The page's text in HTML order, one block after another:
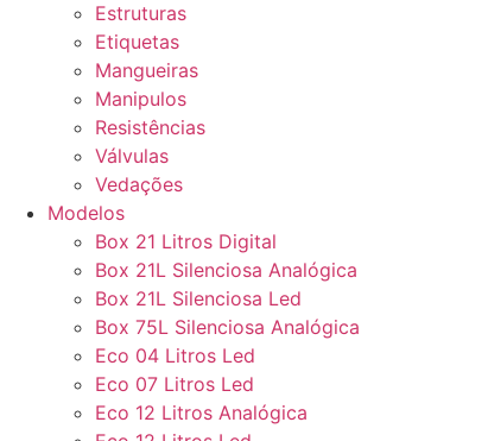
Estruturas
Etiquetas
Mangueiras
Manipulos
Resistências
Válvulas
Vedações
Modelos
Box 21 Litros Digital
Box 21L Silenciosa Analógica
Box 21L Silenciosa Led
Box 75L Silenciosa Analógica
Eco 04 Litros Led
Eco 07 Litros Led
Eco 12 Litros Analógica